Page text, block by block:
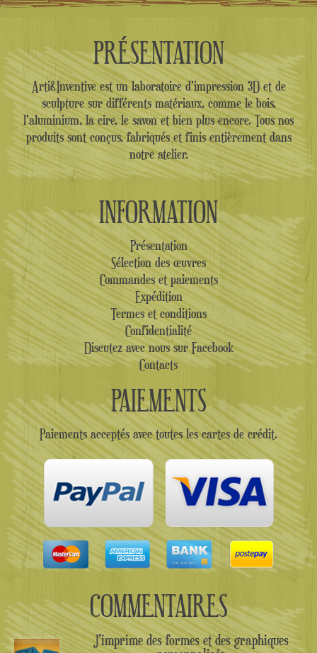
PRÉSENTATION
Arti&Inventive est un laboratoire d'impression 3D et de
sculpture sur différents matériaux, comme le bois,
l'aluminium, la cire, le savon et bien plus encore. Tous nos
produits sont conçus, fabriqués et finis entièrement dans
notre atelier.
INFORMATION
Présentation
Sélection des œuvres
Commandes et paiements
Expédition
Termes et conditions
Confidentialité
Discutez avec nous sur Facebook
Contacts
PAIEMENTS
Paiements acceptés avec toutes les cartes de crédit.
COMMENTAIRES
J'imprime des formes et des graphiques